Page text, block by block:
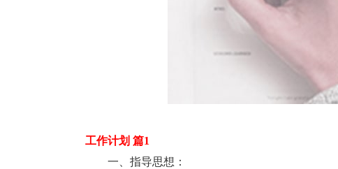
工作计划 篇1
一、指导思想：